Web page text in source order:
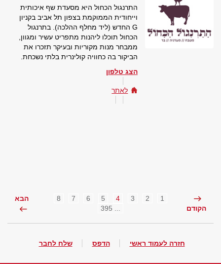
התרנגול הכחול היא מסעדת שף איכותית
וייחודית הממוקמת בצפון תל אביב בקניון
G החדש (ליד מחלף ההלכה). בתרנגול
הכחול תוכלו ליהנות מתפריט עשיר ומגוון,
ממבחר מנות מקוריות ובעיקר תזכרו את
הביקור בה כחוויה קולינרית בלתי נשכחת.
הצג טלפון
לאתר
הקודם
1
2
3
4
5
6
7
8
הבא
חזרה לעמוד ראשי הדפס שלח לחבר